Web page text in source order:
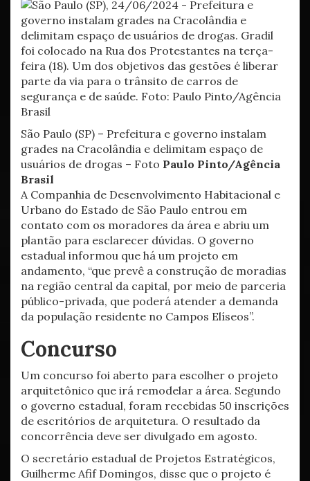
São Paulo (SP) – Prefeitura e governo instalam
grades na Cracolândia e delimitam espaço de
usuários de drogas – Foto Paulo Pinto/Agência
Brasil
A Companhia de Desenvolvimento Habitacional e
Urbano do Estado de São Paulo entrou em
contato com os moradores da área e abriu um
plantão para esclarecer dúvidas. O governo
estadual informou que há um projeto em
andamento, “que prevê a construção de moradias
na região central da capital, por meio de parceria
público-privada, que poderá atender a demanda
da população residente no Campos Elíseos”.
Concurso
Um concurso foi aberto para escolher o projeto
arquitetônico que irá remodelar a área. Segundo
o governo estadual, foram recebidas 50 inscrições
de escritórios de arquitetura. O resultado da
concorrência deve ser divulgado em agosto.
O secretário estadual de Projetos Estratégicos,
Guilherme Afif Domingos, disse que o projeto é